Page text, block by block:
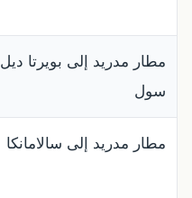
مطار مدريد إلى بويرتا ديل
سول
مطار مدريد إلى سالامانكا